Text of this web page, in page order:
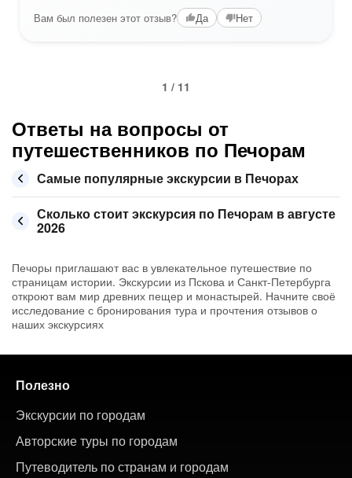
Вам был полезен этот отзыв? Да Нет
1 / 11
Ответы на вопросы от
путешественников по Печорам
Самые популярные экскурсии в Печорах
Сколько стоит экскурсия по Печорам в августе
2026
Печоры приглашают вас в увлекательное путешествие по
страницам истории. Экскурсии из Пскова и Санкт-Петербурга
откроют вам мир древних пещер и монастырей. Начните своё
исследование с бронирования тура и прочтения отзывов о
наших экскурсиях
Полезно
Экскурсии по городам
Авторские туры по городам
Путеводитель по странам и городам